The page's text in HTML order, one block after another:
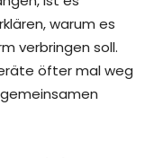
warum es
verbringen soll.
öfter mal weg